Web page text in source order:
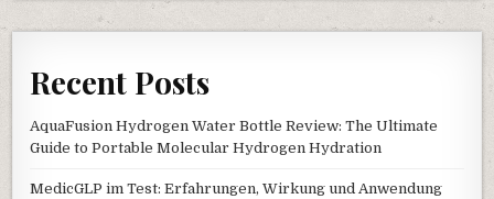
Recent Posts
AquaFusion Hydrogen Water Bottle Review: The Ultimate
Guide to Portable Molecular Hydrogen Hydration
MedicGLP im Test: Erfahrungen, Wirkung und Anwendung